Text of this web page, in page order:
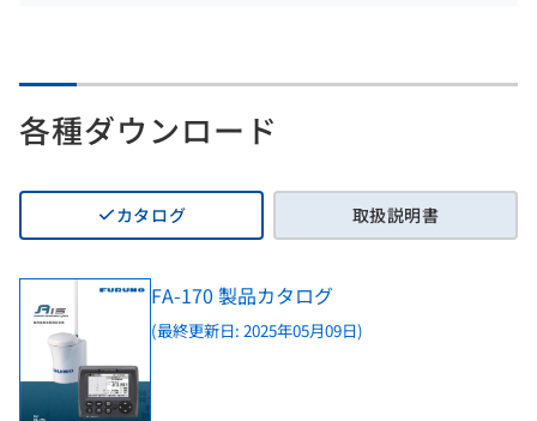
各種ダウンロード
カタログ 取扱説明書
FA-170 製品カタログ
(最終更新日: 2025年05月09日)